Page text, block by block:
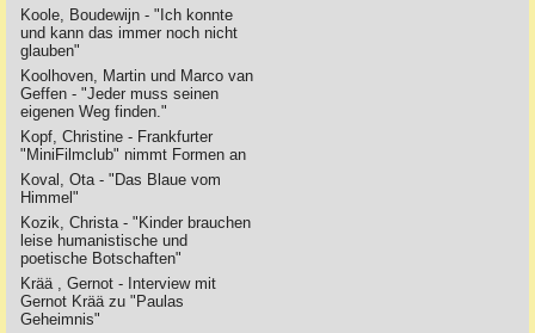
Koole, Boudewijn - "Ich konnte
und kann das immer noch nicht
glauben"
Koolhoven, Martin und Marco van
Geffen - "Jeder muss seinen
eigenen Weg finden."
Kopf, Christine - Frankfurter
"MiniFilmclub" nimmt Formen an
Koval, Ota - "Das Blaue vom
Himmel"
Kozik, Christa - "Kinder brauchen
leise humanistische und
poetische Botschaften"
Krää , Gernot - Interview mit
Gernot Krää zu "Paulas
Geheimnis"